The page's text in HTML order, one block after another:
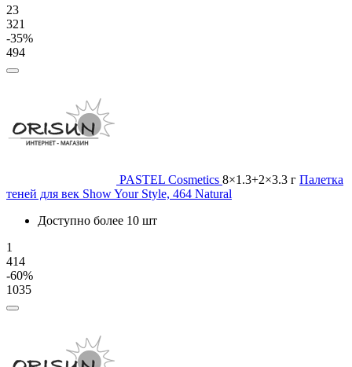
23
321
-35%
494
PASTEL Cosmetics 8×1.3+2×3.3 г Палетка
теней для век Show Your Style, 464 Natural
Доступно более 10 шт
1
414
-60%
1035